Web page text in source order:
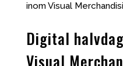
inom Visual
Digital
Visual